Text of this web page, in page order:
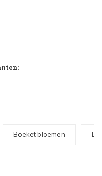
Boeket bloemen